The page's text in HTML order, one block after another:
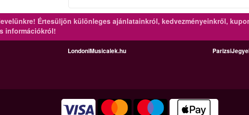
Értesüljön különleges ajánlatainkról, kedvezményeinkről,
információkról!
LondoniMusicalek.hu